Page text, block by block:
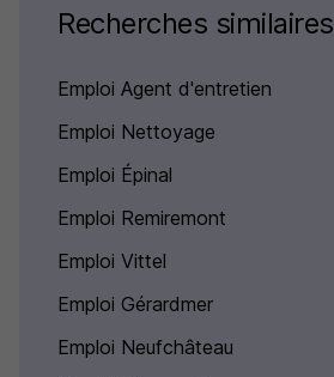
Recherches similaires
Emploi Agent d'entretien
Emploi Nettoyage
Emploi Épinal
Emploi Remiremont
Emploi Vittel
Emploi Gérardmer
Emploi Neufchâteau